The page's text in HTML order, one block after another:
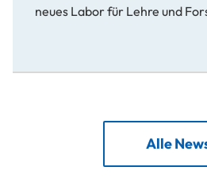
neues Labor für Lehre und
Alle